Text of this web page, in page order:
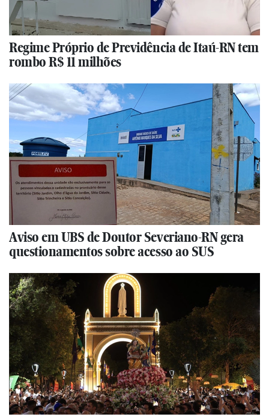
Regime Próprio de Previdência de Itaú-RN tem
rombo R$ 11 milhões
Aviso em UBS de Doutor Severiano-RN gera
questionamentos sobre acesso ao SUS